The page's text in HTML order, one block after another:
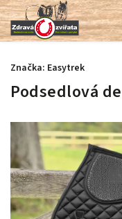
Podsedlová
Značka: Easytrek